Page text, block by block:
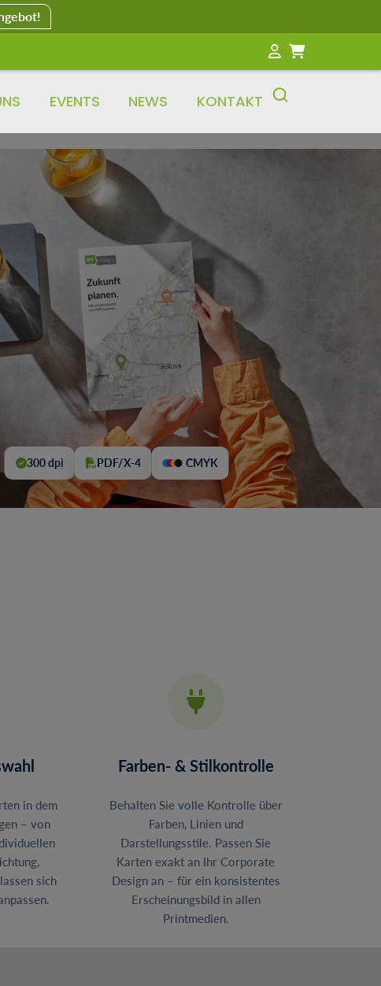
EVENTS NEWS KONTAKT
300 dpi PDF/X-4 CMYK
in dem
– von
sich
Farben- & Stilkontrolle
Behalten Sie volle Kontrolle über
Farben, Linien und
Darstellungsstile. Passen Sie
Karten exakt an Ihr Corporate
Design an – für ein konsistentes
Erscheinungsbild in allen
Printmedien.